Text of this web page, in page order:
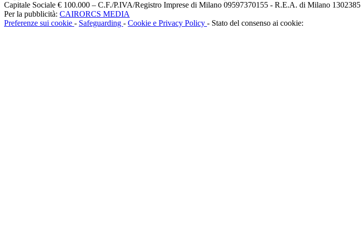
Capitale Sociale € 100.000 – C.F./P.IVA/Registro Imprese di Milano 09597370155 - R.E.A. di Milano 1302385
Per la pubblicità: CAIRORCS MEDIA
Preferenze sui cookie - Safeguarding - Cookie e Privacy Policy - Stato del consenso ai cookie: